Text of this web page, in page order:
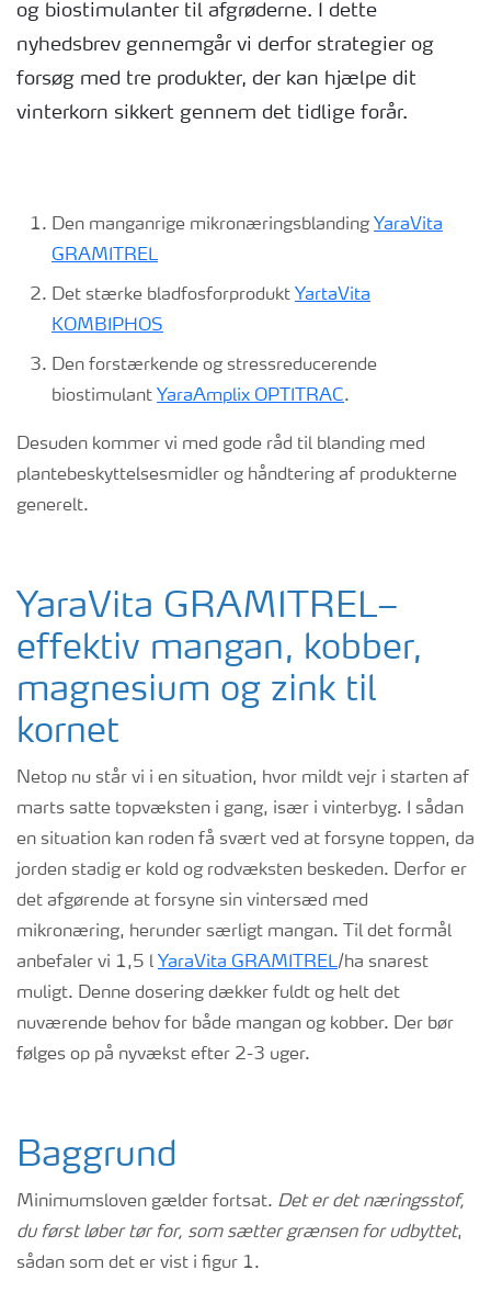
og biostimulanter til afgrøderne. I dette
nyhedsbrev gennemgår vi derfor strategier og
forsøg med tre produkter, der kan hjælpe dit
vinterkorn sikkert gennem det tidlige forår.
Den manganrige mikronæringsblanding YaraVita
GRAMITREL
Det stærke bladfosforprodukt YartaVita
KOMBIPHOS
Den forstærkende og stressreducerende
biostimulant YaraAmplix OPTITRAC.
Desuden kommer vi med gode råd til blanding med
plantebeskyttelsesmidler og håndtering af produkterne
generelt.
YaraVita GRAMITREL–
effektiv mangan, kobber,
magnesium og zink til
kornet
Netop nu står vi i en situation, hvor mildt vejr i starten af
marts satte topvæksten i gang, især i vinterbyg. I sådan
en situation kan roden få svært ved at forsyne toppen, da
jorden stadig er kold og rodvæksten beskeden. Derfor er
det afgørende at forsyne sin vintersæd med
mikronæring, herunder særligt mangan. Til det formål
anbefaler vi 1,5 l YaraVita GRAMITREL/ha snarest
muligt. Denne dosering dækker fuldt og helt det
nuværende behov for både mangan og kobber. Der bør
følges op på nyvækst efter 2-3 uger.
Baggrund
Minimumsloven gælder fortsat. Det er det næringsstof,
du først løber tør for, som sætter grænsen for udbyttet,
sådan som det er vist i figur 1.